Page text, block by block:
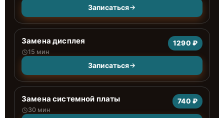
Записаться
Замена дисплея
15 мин
1290 ₽
Записаться
Замена системной платы
30 мин
740 ₽